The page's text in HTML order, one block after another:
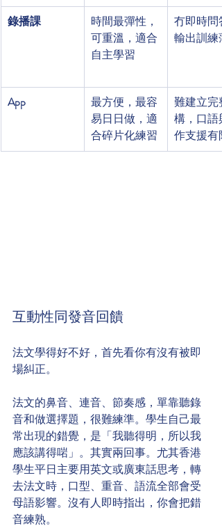
錄播課
時間最彈性，
可重溫，適合
自主學習
冇即時問
輸出訓練
App
最方便，最容
易日日做，適
合碎片化練習
難建立完
構，口語
作支援有限
互動性同發音回饋
法文學得好不好，首先看你有沒有被即
場糾正。
法文的鼻音、連音、節奏感，單靠聽錄
音和做選擇題，很難練準。學生自己最
常出現的錯覺，是「我聽得明，所以我
應該講得啱」。其實兩回事。尤其香港
學生平日主要用英文或廣東話思考，轉
去法文時，口型、重音、語流全部會受
母語影響。沒有人即時指出，你會把錯
音練熟。